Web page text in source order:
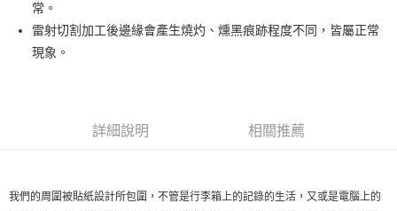
每筆NT$80，滿NT$10,000(含以上)免運費
付款後全家取貨
每筆NT$80，滿NT$10,000(含以上)免運費
每筆NT$80，滿NT$10,000(含以上)免運費
常。
雷射切割加工後邊緣會產生燒灼、燻黑痕跡程度不同，皆屬正常
現象。
詳細說明 相關推薦
我們的周圍被貼紙設計所包圍，不管是行李箱上的記錄的生活，又或是電腦上的